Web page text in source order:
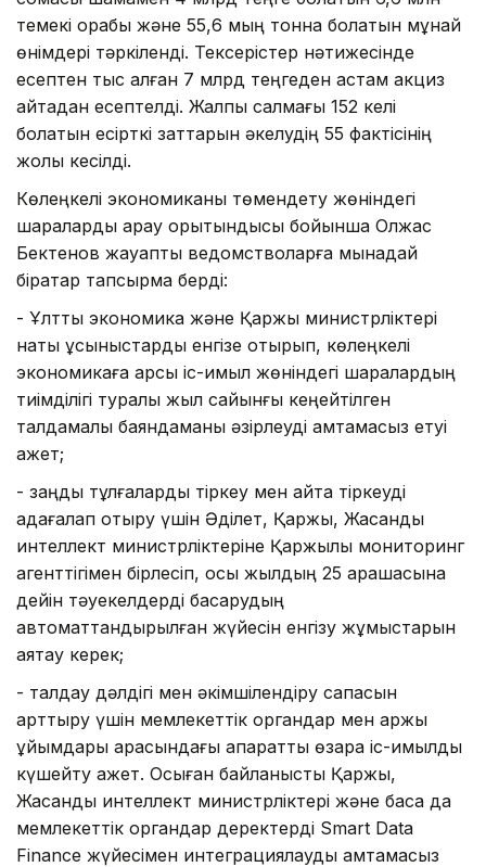
темекі қорабы және 55,6 мың тонна болатын мұнай
өнімдері тәркіленді. Тексерістер нәтижесінде
есептен тыс қалған 7 млрд теңгеден астам акциз
қайтадан есептелді. Жалпы салмағы 152 келі
болатын есірткі заттарын әкелудің 55 фактісінің
жолы кесілді.
Көлеңкелі экономиканы төмендету жөніндегі
шараларды қарау қорытындысы бойынша Олжас
Бектенов жауапты ведомстволарға мынадай
бірқатар тапсырма берді:
- Ұлттық экономика және Қаржы министрліктері
нақты ұсыныстарды енгізе отырып, көлеңкелі
экономикаға қарсы іс-қимыл жөніндегі шаралардың
тиімділігі туралы жыл сайынғы кеңейтілген
талдамалық баяндаманы әзірлеуді қамтамасыз етуі
қажет;
- заңды тұлғаларды тіркеу мен қайта тіркеуді
қадағалап отыру үшін Әділет, Қаржы, Жасанды
интеллект министрліктеріне Қаржылық мониторинг
агенттігімен бірлесіп, осы жылдың 25 қарашасына
дейін тәуекелдерді басқарудың
автоматтандырылған жүйесін енгізу жұмыстарын
аяқтау керек;
- талдау дәлдігі мен әкімшілендіру сапасын
арттыру үшін мемлекеттік органдар мен қаржы
ұйымдары арасындағы ақпараттық өзара іс-қимылды
күшейту қажет. Осыған байланысты Қаржы,
Жасанды интеллект министрліктері және басқа да
мемлекеттік органдар деректерді Smart Data
Finance жүйесімен интеграциялауды қамтамасыз